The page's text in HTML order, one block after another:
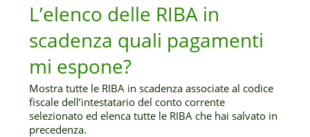
L’elenco delle RIBA in
scadenza quali pagamenti
mi espone?
Mostra tutte le RIBA in scadenza associate al codice
fiscale dell’intestatario del conto corrente
selezionato ed elenca tutte le RIBA che hai salvato in
precedenza.